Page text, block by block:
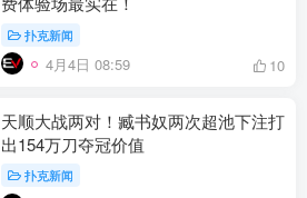
扑克新闻
4月4日 08:59 10
天顺大战两对！臧书奴两次超池下注打
出154万刀夺冠价值
扑克新闻